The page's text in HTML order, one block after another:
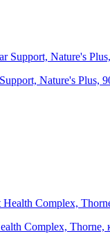
Nature's Plus,
Complex, Thorne,